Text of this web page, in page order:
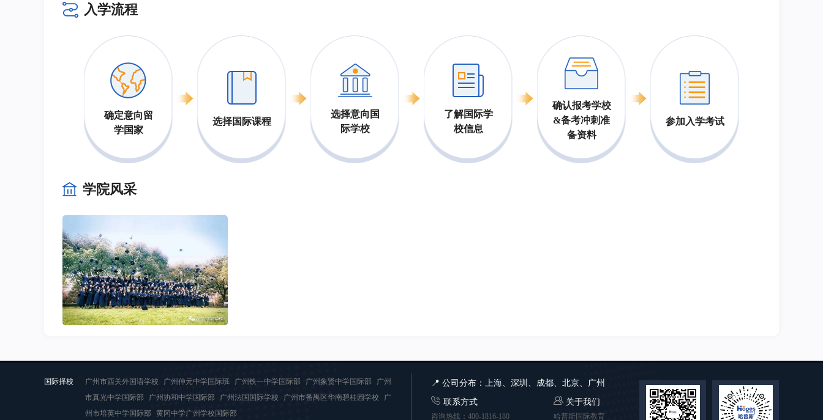
入学流程
确定意向留
学国家
选择国际课程
选择意向国
际学校
了解国际学
校信息
确认报考学校
&备考冲刺准
备资料
参加入学考试
学院风采
国际择校 广州市西关外国语学校 广州仲元中学国际班 广州铁一中学国际部 广州象贤中学国际部
广州
市真光中学国际部
广州协和中学国际部 广州法国国际学校 广州市番禺区华南碧桂园学校
广
州市培英中学国际部 黄冈中学广州学校国际部
📍 公司分布：上海、深圳、成都、北京、广州
联系方式
咨询热线：400-1816-180
关于我们
哈普斯国际教育